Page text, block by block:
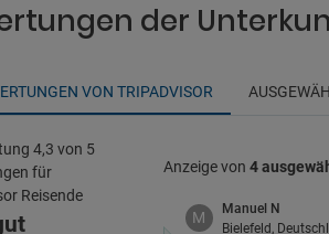
der
VON TRIPADVISOR
Anzeige von 4
M
Manuel N
Bielefeld,